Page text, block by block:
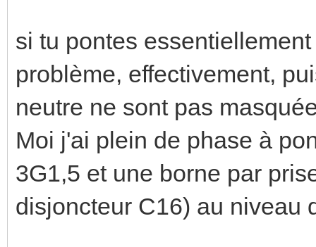
si tu pontes
problème, effectivement,
neutre ne sont pas
Moi j'ai plein de phase à
3G1,5 et une borne par
disjoncteur C16) au niveau